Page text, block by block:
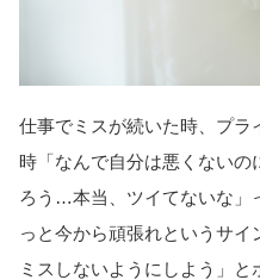
仕事でミスが続いた時、プラ
時「なんで自分は悪くない
ろう…本当、ツイてないな」
っと今から頑張れというサ
ミスしないようにしよう」